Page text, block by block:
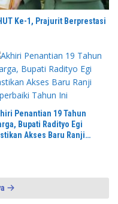
Ke-1, Prajurit Berprestasi
Penantian 19 Tahun
Bupati Radityo Egi
Akses Baru Ranji